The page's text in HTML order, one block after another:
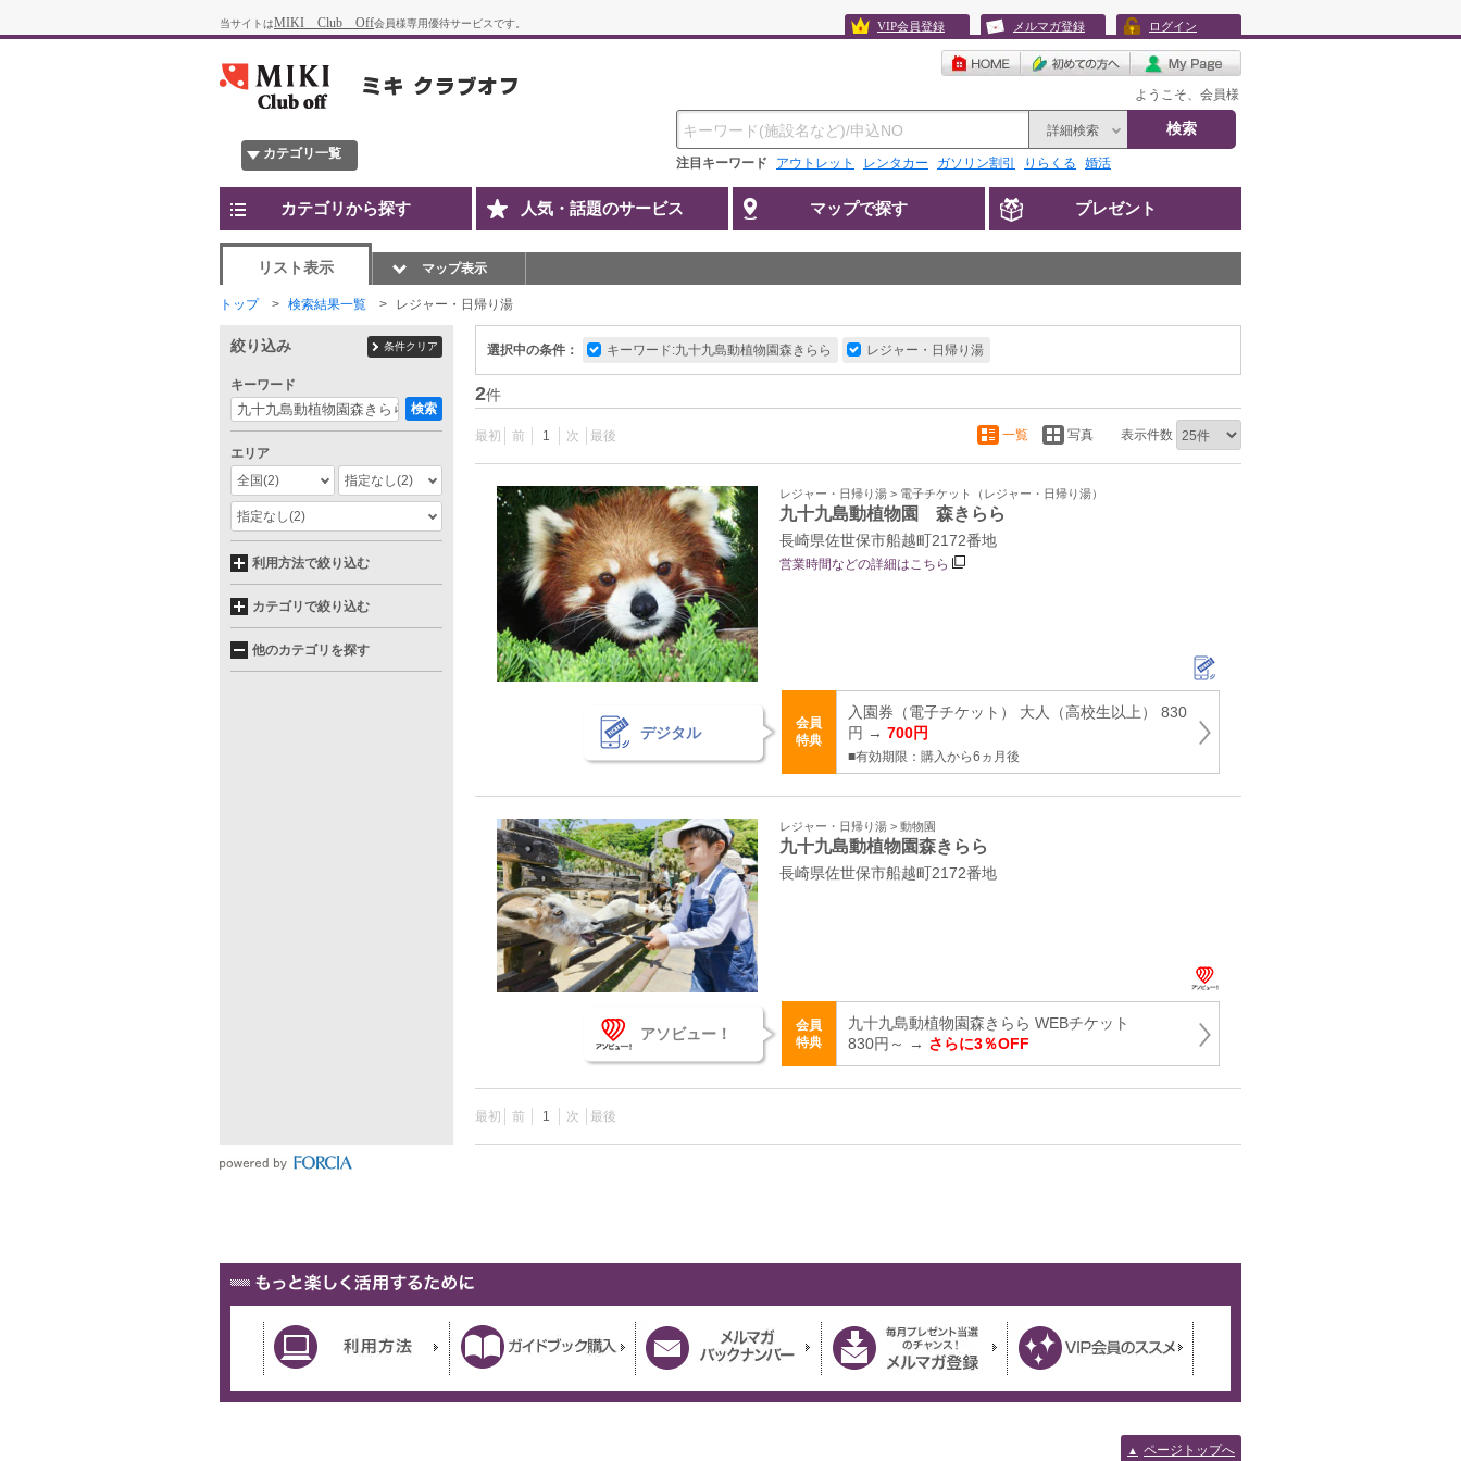
当サイトはMIKI Club Off会員様専用優待サービスです。 VIP会員登録 メルマガ登録 ログイン
ようこそ、会員様
カテゴリ一覧
詳細検索 検索
注目キーワード アウトレット レンタカー ガソリン割引 りらくる 婚活
カテゴリから探す 人気・話題のサービス マップで探す プレゼント
リスト表示 マップ表示
トップ 検索結果一覧 レジャー・日帰り湯
選択中の条件： キーワード:九十九島動植物園森きらら レジャー・日帰り湯
2件
最初 前 1 次 最後 一覧 写真 表示件数
レジャー・日帰り湯 > 電子チケット（レジャー・日帰り湯）
九十九島動植物園 森きらら
長崎県佐世保市船越町2172番地
営業時間などの詳細はこちら
デジタル
会員
特典
入園券（電子チケット） 大人（高校生以上） 830
円 → 700円
■有効期限：購入から6ヵ月後
レジャー・日帰り湯 > 動物園
九十九島動植物園森きらら
長崎県佐世保市船越町2172番地
アソビュー！
会員
特典
九十九島動植物園森きらら WEBチケット
830円～ → さらに3％OFF
最初 前 1 次 最後
絞り込み 条件クリア
キーワード
検索
エリア
全国(2) 指定なし(2)
指定なし(2)
利用方法で絞り込む
カテゴリで絞り込む
他のカテゴリを探す
▲ ページトップへ